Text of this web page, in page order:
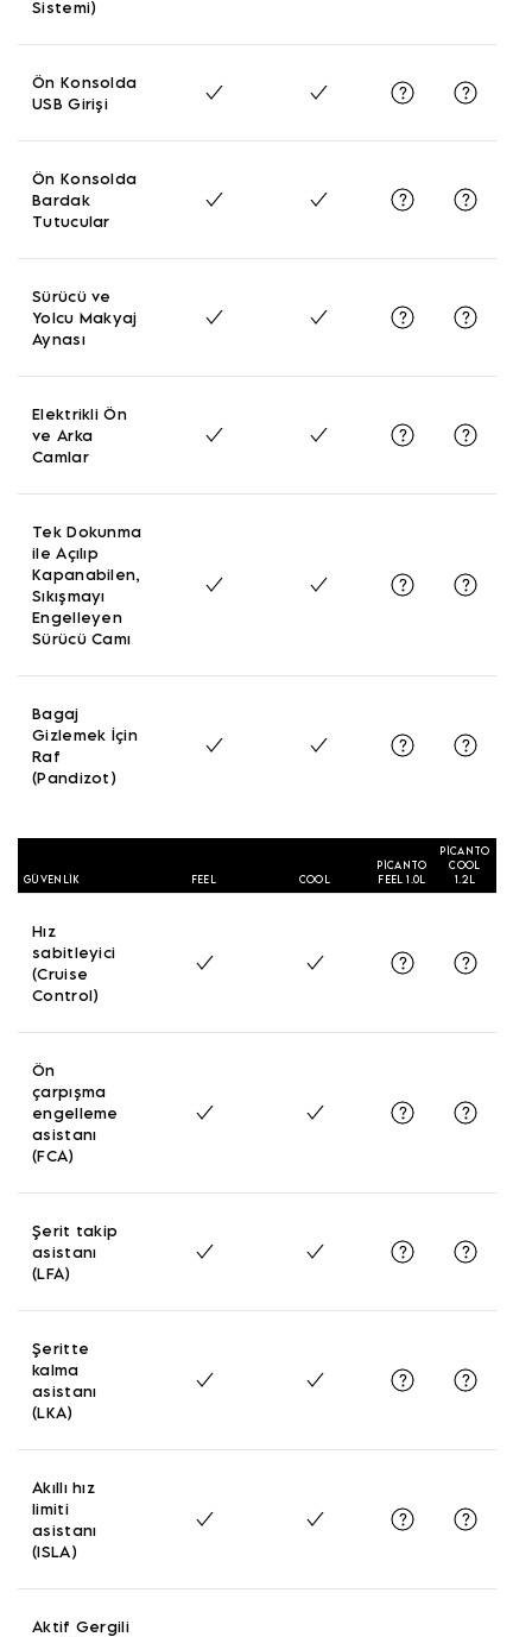
Sistemi)
Ön Konsolda
USB Girişi
Ön Konsolda
Bardak
Tutucular
Sürücü ve
Yolcu Makyaj
Aynası
Elektrikli Ön
ve Arka
Camlar
Tek Dokunma
ile Açılıp
Kapanabilen,
Sıkışmayı
Engelleyen
Sürücü Camı
Bagaj
Gizlemek İçin
Raf
(Pandizot)
GÜVENLIK FEEL COOL
PİCANTO
FEEL 1.0L
PİCANTO
COOL
1.2L
Hız
sabitleyici
(Cruise
Control)
Ön
çarpışma
engelleme
asistanı
(FCA)
Şerit takip
asistanı
(LFA)
Şeritte
kalma
asistanı
(LKA)
Akıllı hız
limiti
asistanı
(ISLA)
Aktif Gergili